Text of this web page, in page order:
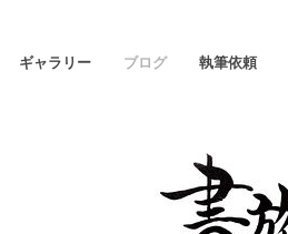
ギャラリー ブログ 執筆依頼